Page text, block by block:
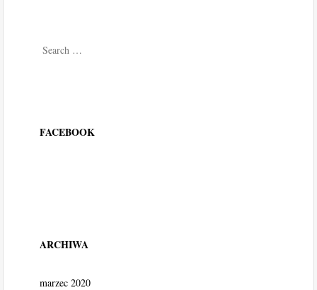
Search
FACEBOOK
ARCHIWA
marzec 2020